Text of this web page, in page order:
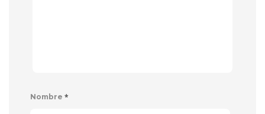
Nombre *